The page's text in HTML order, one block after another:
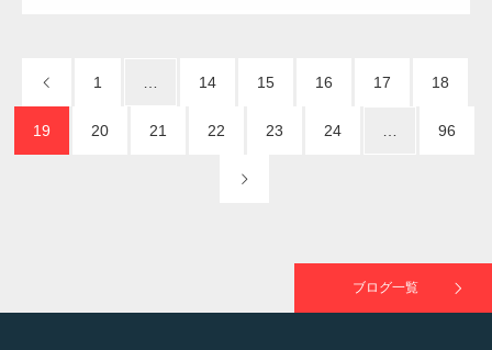
1 14 15 16 17 18
19 20 21 22 23 24 96
ブログ一覧
た（6/8放送）